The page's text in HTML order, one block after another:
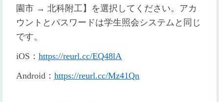
園市 → 北科附工】を選択してください。アカ
ウントとパスワードは学生照会システムと同じ
です。
iOS ： https://reurl.cc/EQ48lA
Android ： https://reurl.cc/Mz41Qn